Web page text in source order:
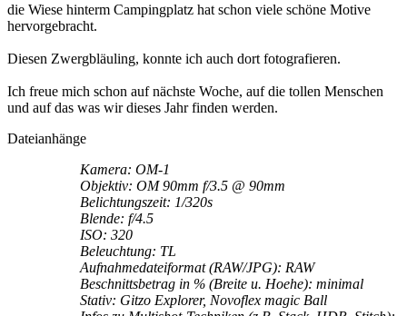
die Wiese hinterm Campingplatz hat schon viele schöne Motive
hervorgebracht.
Diesen Zwergbläuling, konnte ich auch dort fotografieren.
Ich freue mich schon auf nächste Woche, auf die tollen Menschen
und auf das was wir dieses Jahr finden werden.
Dateianhänge
Kamera: OM-1
Objektiv: OM 90mm f/3.5 @ 90mm
Belichtungszeit: 1/320s
Blende: f/4.5
ISO: 320
Beleuchtung: TL
Aufnahmedateiformat (RAW/JPG): RAW
Beschnittsbetrag in % (Breite u. Hoehe): minimal
Stativ: Gitzo Explorer, Novoflex magic Ball